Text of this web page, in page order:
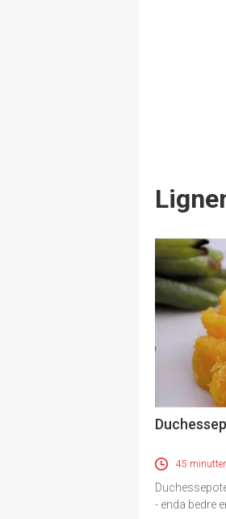
45 minutter
- enda bedre